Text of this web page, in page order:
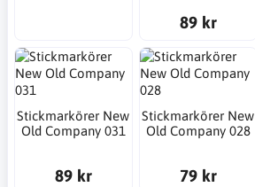
89 kr
Stickmarkörer New
Old Company 031
89 kr
Stickmarkörer New
Old Company 028
79 kr